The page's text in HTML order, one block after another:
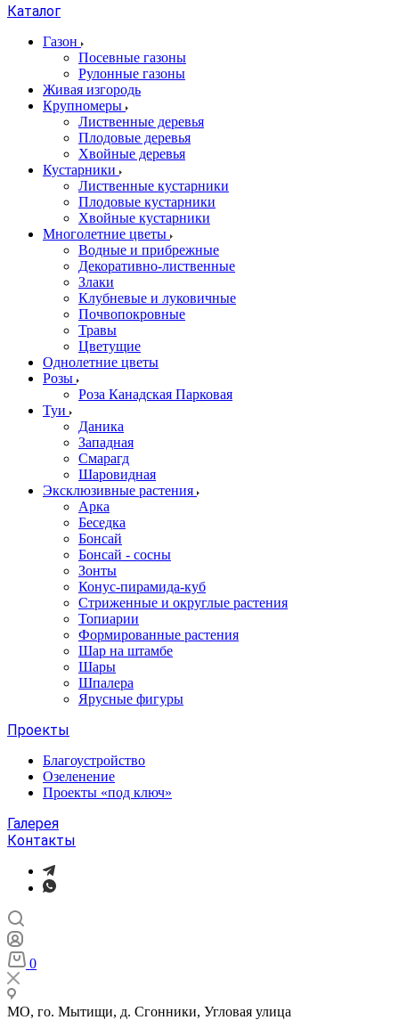
Каталог
Газон
Посевные газоны
Рулонные газоны
Живая изгородь
Крупномеры
Лиственные деревья
Плодовые деревья
Хвойные деревья
Кустарники
Лиственные кустарники
Плодовые кустарники
Хвойные кустарники
Многолетние цветы
Водные и прибрежные
Декоративно-лиственные
Злаки
Клубневые и луковичные
Почвопокровные
Травы
Цветущие
Однолетние цветы
Розы
Роза Канадская Парковая
Туи
Даника
Западная
Смарагд
Шаровидная
Эксклюзивные растения
Арка
Беседка
Бонсай
Бонсай - сосны
Зонты
Конус-пирамида-куб
Стриженные и округлые растения
Топиарии
Формированные растения
Шар на штамбе
Шары
Шпалера
Ярусные фигуры
Проекты
Благоустройство
Озеленение
Проекты «под ключ»
Галерея
Контакты
0
МО, го. Мытищи, д. Сгонники, Угловая улица